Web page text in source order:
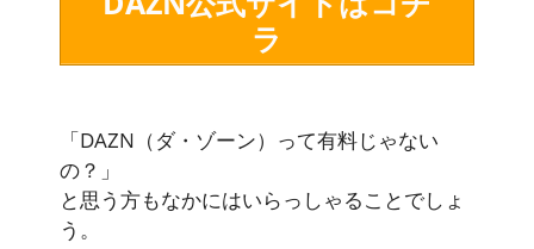
ラ
「DAZN（ダ・ゾーン）って有料じゃない
の？」
と思う方もなかにはいらっしゃることでしょ
う。